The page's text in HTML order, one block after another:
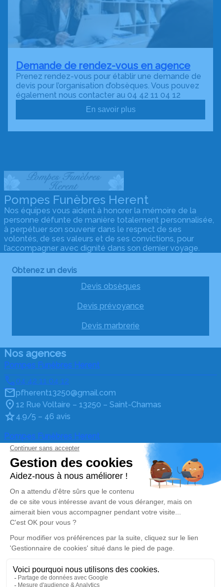
Demande de rendez-vous en agence
Prenez rendez-vous pour établir une demande de
devis pour l’organisation d’obsèques. Vous pouvez
également nous contacter au 04 42 11 04 12
En savoir plus
Pompes Funèbres Herent
Nos équipes vous aident à honorer la mémoire de la
personne défunte de manière totalement personnalisée,
à perpétuer son souvenir dans le respect de ses
volontés, de ses valeurs et de ses convictions, pour
l’accompagner avec dignité dans son dernier voyage.
Obtenez un devis
Devis obsèques
Devis prévoyance
Devis marbrerie
Nos agences
Pompes Funèbres Herent
04 42 11 04 12
pfherent13250@gmail.com
12 Rue Voltaire – 13250 – Saint-Chamas
4.9/5 – 46 avis
Pompes Funèbres Herent
04 90 45 95 94
pfherent@gmail.com
19 Cours Aristide Briand – 13580 – La Fare-les-Oliviers
5/5 – 100 avis
Nos Services
Organiser des obsèques
Monuments funéraires
Services aux familles
Liens utiles
Avis de décès
en agence
Mentions légales